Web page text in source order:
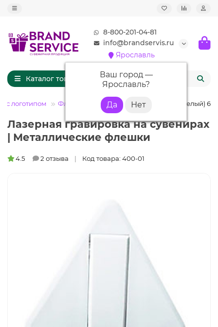
8-800-201-04-81
info@brandservis.ru
Ярославль
Ваш город —
Ярославль?
Каталог товаров
с логотипом Флешки карточки Флешка KR010 (белый) 64
Лазерная гравировка на сувенирах
| Металлические флешки
4.5 2 отзыва Код товара: 400-01